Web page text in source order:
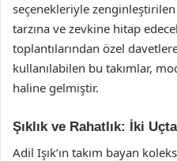
seçenekleriyle
tarzına ve zevkine hitap
toplantılarından özel
kullanılabilen bu takımlar,
haline gelmiştir.
Şıklık ve Rahatlık: İki
Adil Işık’ın takım bayan